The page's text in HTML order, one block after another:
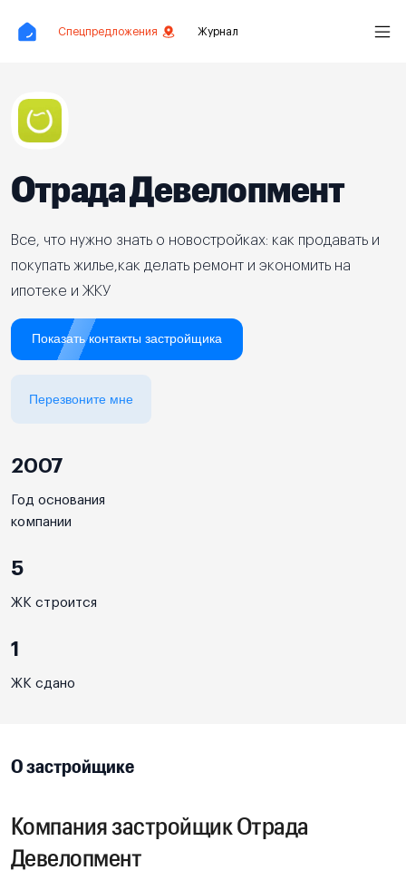
Спецпредложения Журнал
Отрада Девелопмент
Все, что нужно знать о новостройках: как продавать и
покупать жилье,как делать ремонт и экономить на
ипотеке и ЖКУ
Показать контакты застройщика
Перезвоните мне
2007
Год основания
компании
5
ЖК строится
1
ЖК сдано
О застройщике
Компания застройщик Отрада
Девелопмент